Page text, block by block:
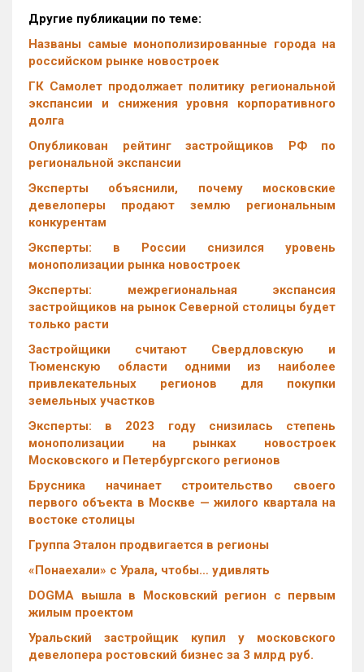
Другие публикации по теме:
Названы самые монополизированные города на
российском рынке новостроек
ГК Самолет продолжает политику региональной
экспансии и снижения уровня корпоративного
долга
Опубликован рейтинг застройщиков РФ по
региональной экспансии
Эксперты объяснили, почему московские
девелоперы продают землю региональным
конкурентам
Эксперты: в России снизился уровень
монополизации рынка новостроек
Эксперты: межрегиональная экспансия
застройщиков на рынок Северной столицы будет
только расти
Застройщики считают Свердловскую и
Тюменскую области одними из наиболее
привлекательных регионов для покупки
земельных участков
Эксперты: в 2023 году снизилась степень
монополизации на рынках новостроек
Московского и Петербургского регионов
Брусника начинает строительство своего
первого объекта в Москве — жилого квартала на
востоке столицы
Группа Эталон продвигается в регионы
«Понаехали» с Урала, чтобы… удивлять
DOGMA вышла в Московский регион с первым
жилым проектом
Уральский застройщик купил у московского
девелопера ростовский бизнес за 3 млрд руб.